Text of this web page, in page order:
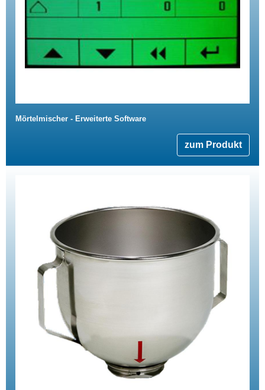
Mörtelmischer - Erweiterte Software
zum Produkt